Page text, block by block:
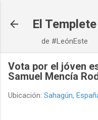
El Templete
de #LeónEste
Vota por el jóven
Samuel Mencía
Ubicación: Sahagún,